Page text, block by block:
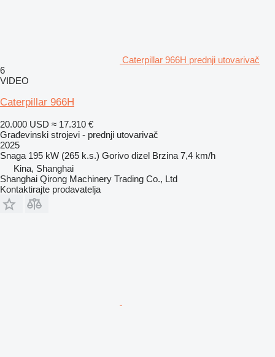
Caterpillar 966H prednji utovarivač
6
VIDEO
Caterpillar 966H
20.000 USD ≈ 17.310 €
Građevinski strojevi - prednji utovarivač
2025
Snaga 195 kW (265 k.s.) Gorivo dizel Brzina 7,4 km/h
Kina, Shanghai
Shanghai Qirong Machinery Trading Co., Ltd
Kontaktirajte prodavatelja